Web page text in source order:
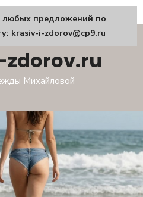
Михайловой
любых предложений по
krasiv-i-zdorov@cp9.ru